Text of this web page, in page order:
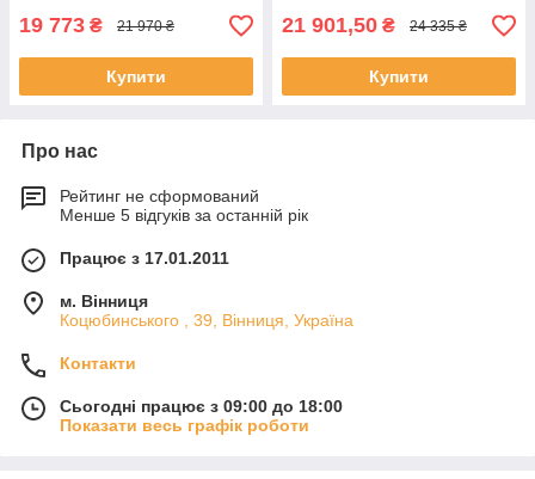
19 773 ₴ 21 970 ₴
Купити
21 901,50 ₴ 24 335 ₴
Купити
Про нас
Рейтинг не сформований
Менше 5 відгуків за останній рік
Працює з 17.01.2011
м. Вінниця
Коцюбинського , 39, Вінниця, Україна
Контакти
Сьогодні працює з 09:00 до 18:00
Показати весь графік роботи